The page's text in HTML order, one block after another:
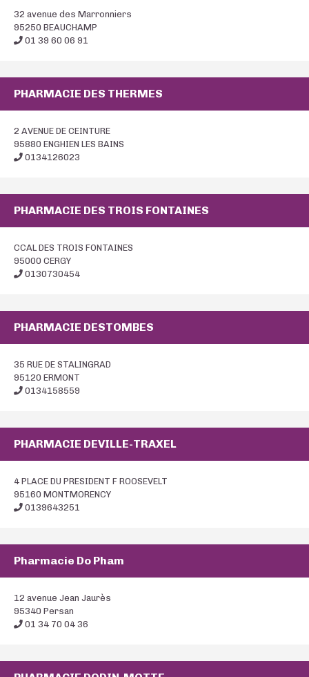
32 avenue des Marronniers
95250 BEAUCHAMP
01 39 60 06 91
PHARMACIE DES THERMES
2 AVENUE DE CEINTURE
95880 ENGHIEN LES BAINS
0134126023
PHARMACIE DES TROIS FONTAINES
CCAL DES TROIS FONTAINES
95000 CERGY
0130730454
PHARMACIE DESTOMBES
35 RUE DE STALINGRAD
95120 ERMONT
0134158559
PHARMACIE DEVILLE-TRAXEL
4 PLACE DU PRESIDENT F ROOSEVELT
95160 MONTMORENCY
0139643251
Pharmacie Do Pham
12 avenue Jean Jaurès
95340 Persan
01 34 70 04 36